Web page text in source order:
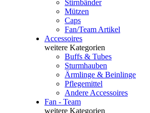
Stirnbänder
Mützen
Caps
Fan/Team Artikel
Accessoires
weitere Kategorien
Buffs & Tubes
Sturmhauben
Ärmlinge & Beinlinge
Pflegemittel
Andere Accessoires
Fan - Team
weitere Kategorien